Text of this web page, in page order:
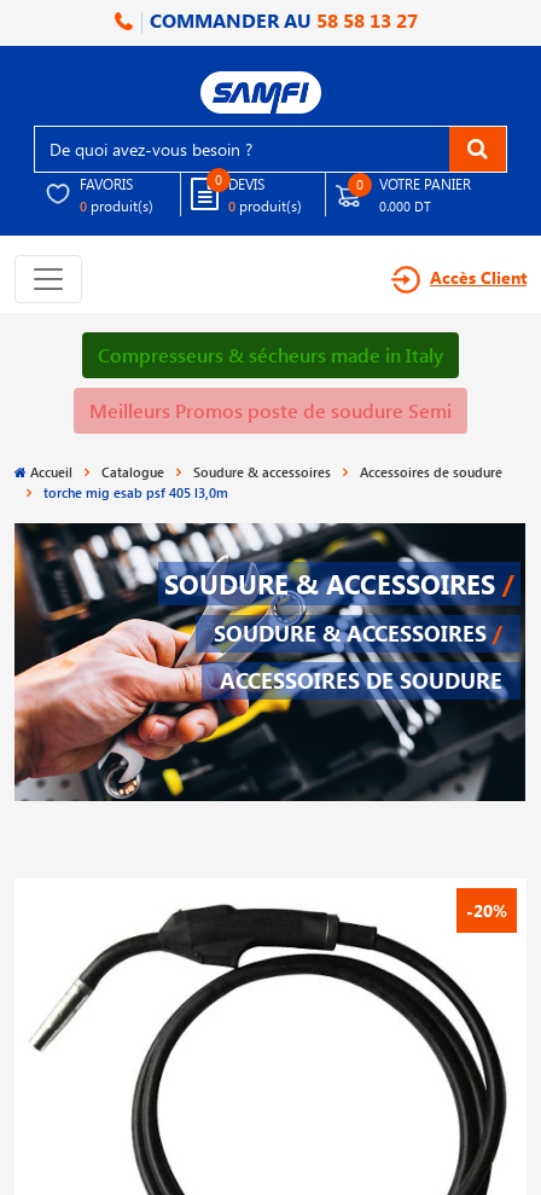
COMMANDER AU 58 58 13 27
FAVORIS
0 produit(s)
0 DEVIS
0 produit(s)
0 VOTRE PANIER
0.000 DT
Accès Client
Compresseurs & sécheurs made in Italy
Meilleurs Promos poste de soudure Semi
Accueil Catalogue Soudure & accessoires
Accessoires de soudure
torche mig esab psf 405 l3,0m
SOUDURE & ACCESSOIRES /
SOUDURE & ACCESSOIRES /
ACCESSOIRES DE SOUDURE
-20%